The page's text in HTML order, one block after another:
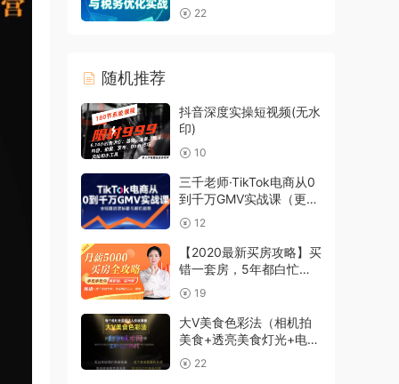
22
随机推荐
抖音深度实操短视频(无水
印)
10
三千老师·TikTok电商从0
到千万GMV实战课（更
新）
12
【2020最新买房攻略】买
错一套房，5年都白忙，
手把手教你筹到钱，买对
房！（无水印）
19
大V美食色彩法（相机拍
美食+透亮美食灯光+电脑
剪映调色），价值1680元
22